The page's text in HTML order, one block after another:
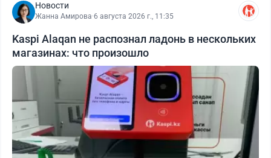
Новости
Жанна Амирова·6 августа 2026 г., 11:35
Kaspi Alaqan не распознал ладонь в нескольких
магазинах: что произошло